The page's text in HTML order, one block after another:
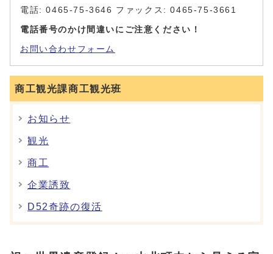
電話: 0465-75-3646 ファックス: 0465-75-3661
電話番号のかけ間違いにご注意ください！
お問い合わせフォーム
商工観光課商工観光班
お知らせ
観光
商工
企業誘致
D52奇跡の復活